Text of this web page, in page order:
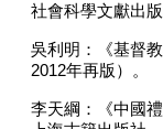
社會科學文獻出版
吳利明：《基督
2012年再版）。
李天綱：《中國